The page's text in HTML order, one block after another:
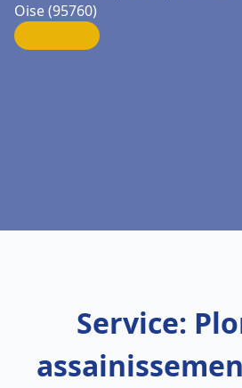
Oise (95760)
Service: